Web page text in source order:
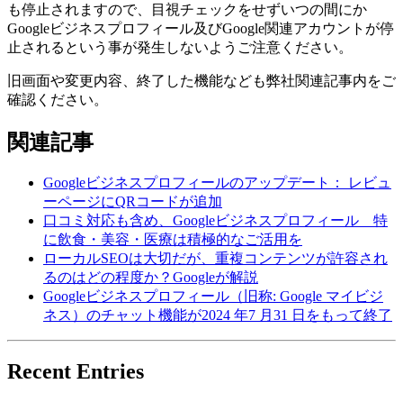
も停止されますので、目視チェックをせずいつの間にか
Googleビジネスプロフィール及びGoogle関連アカウントが停
止されるという事が発生しないようご注意ください。
旧画面や変更内容、終了した機能なども弊社関連記事内をご
確認ください。
関連記事
Googleビジネスプロフィールのアップデート： レビュ
ーページにQRコードが追加
口コミ対応も含め、Googleビジネスプロフィール 特
に飲食・美容・医療は積極的なご活用を
ローカルSEOは大切だが、重複コンテンツが許容され
るのはどの程度か？Googleが解説
Googleビジネスプロフィール（旧称: Google マイビジ
ネス）のチャット機能が2024 年7 月31 日をもって終了
Recent Entries